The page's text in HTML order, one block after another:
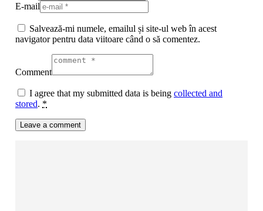
E-mail
Salvează-mi numele, emailul și site-ul web în acest
navigator pentru data viitoare când o să comentez.
Comment
I agree that my submitted data is being collected and
stored. *